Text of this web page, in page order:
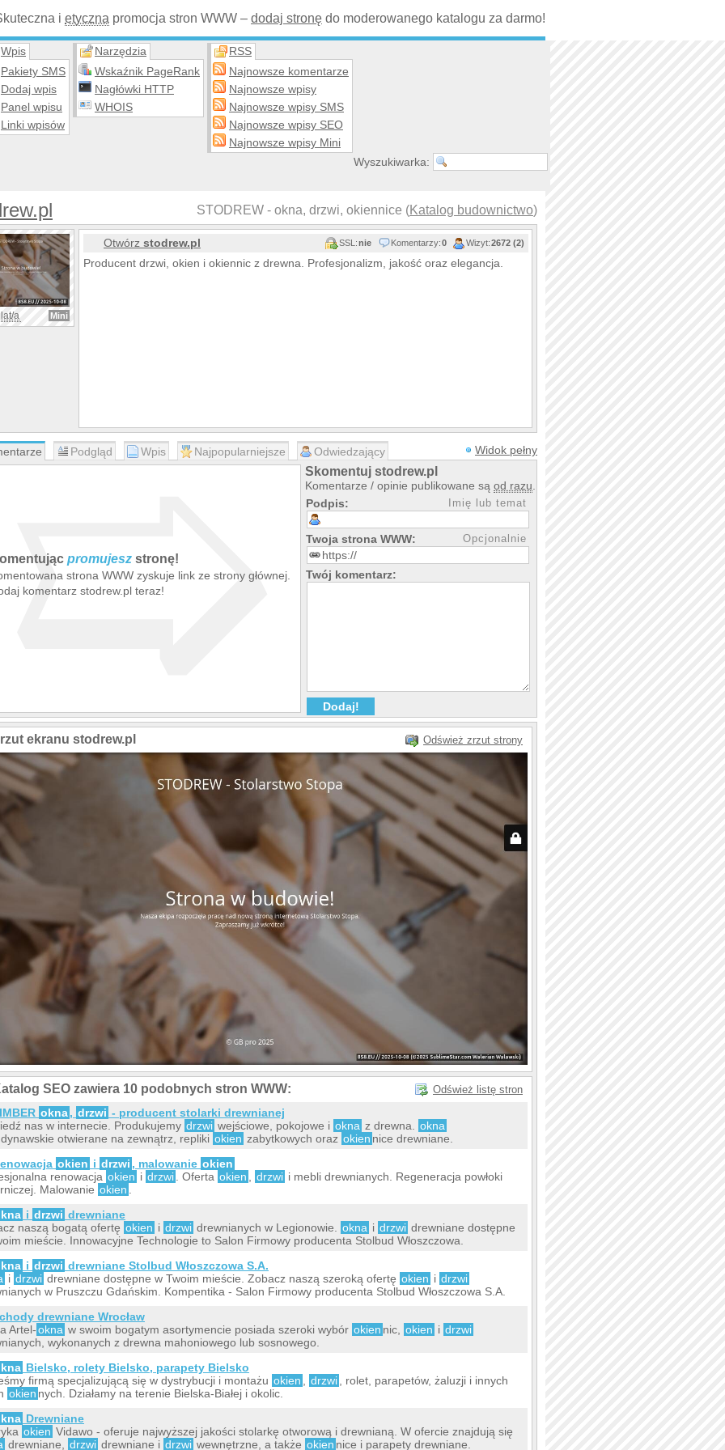
i etyczna promocja stron WWW – dodaj stronę do moderowanego katalogu za darmo!
Wpis
Pakiety SMS
Dodaj wpis
Panel wpisu
Linki wpisów
Narzędzia
Wskaźnik PageRank
Nagłówki HTTP
WHOIS
RSS
Najnowsze komentarze
Najnowsze wpisy
Najnowsze wpisy SMS
Najnowsze wpisy SEO
Najnowsze wpisy Mini
Wyszukiwarka:
STODREW - okna, drzwi, okiennice (Katalog budownictwo)
a Mini
Otwórz stodrew.pl SSL:nie Komentarzy:0 Wizyt:2672 (2)
Producent drzwi, okien i okiennic z drewna. Profesjonalizm, jakość oraz elegancja.
Podgląd Wpis Najpopularniejsze Odwiedzający Widok pełny
promujesz stronę!
strona WWW zyskuje link ze strony głównej.
komentarz stodrew.pl teraz!
Skomentuj stodrew.pl
Komentarze / opinie publikowane są od razu
Podpis:
Imię lub temat
Twoja strona WWW: Opcjonalnie
Twój komentarz:
ekranu stodrew.pl Odśwież zrzut strony
SEO zawiera 10 podobnych stron WWW: Odśwież listę stron
okna, drzwi - producent stolarki drewnianej
nas w internecie. Produkujemy drzwi wejściowe, pokojowe i okna z drewna.
okna
otwierane na zewnątrz, repliki okien zabytkowych oraz okien nice drewniane.
okien i drzwi , malowanie okien
renowacja okien i drzwi . Oferta okien drzwi i mebli drewnianych. Regeneracja powłoki
Malowanie okien
i drzwi drewniane
naszą bogatą ofertę okien i drzwi drewnianych w Legionowie. okna i drzwi drewniane dostępne
mieście. Innowacyjne Technologie to Salon Firmowy producenta Stolbud Włoszczowa.
i drzwi drewniane Stolbud Włoszczowa S.A.
i drzwi drewniane dostępne w Twoim mieście. Zobacz naszą szeroką ofertę okien i drzwi
w Pruszczu Gdańskim. Kompentika - Salon Firmowy producenta Stolbud Włoszczowa S.A.
drewniane Wrocław
Artel-okna w swoim bogatym asortymencie posiada szeroki wybór okien nic, okien i drzwi
wykonanych z drewna mahoniowego lub sosnowego.
Bielsko, rolety Bielsko, parapety Bielsko
firmą specjalizującą się w dystrybucji i montażu okien drzwi
, rolet, parapetów, żaluzji i innych
okien nych. Działamy na terenie Bielska-Białej i okolic.
Drewniane
okien Vidawo - oferuje najwyższej jakości stolarkę otworową i drewnianą. W ofercie znajdują się
drewniane, drzwi drewniane i drzwi wewnętrzne, a także okien nice i parapety drewniane.